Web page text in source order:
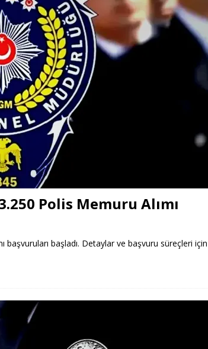
Polis Memuru Alımı
başladı. Detaylar ve başvuru süreçleri için